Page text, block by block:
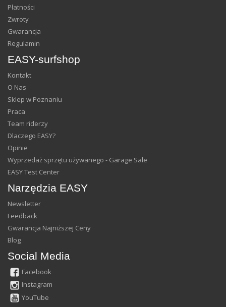
Płatności
Zwroty
Gwarancja
Regulamin
EASY-surfshop
Kontakt
O Nas
Sklep w Poznaniu
Praca
Team riderzy
Dlaczego EASY?
Opinie
Wyprzedaż sprzętu używanego - Garage Sale
EASY Test Center
Narzędzia EASY
Newsletter
Feedback
Gwarancja Najniższej Ceny
Blog
Social Media
Facebook
Instagram
YouTube